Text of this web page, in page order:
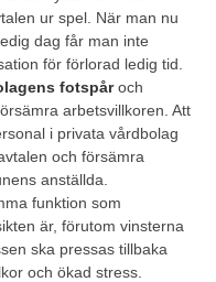
ur spel. När man nu
dag får man inte
för förlorad ledig tid.
fotspåroch
arbetsvillkoren. Att
i privata vårdbolag
och försämra
anställda.
funktion som
är, förutom vinsterna
ska pressas tillbaka
och ökad stress.